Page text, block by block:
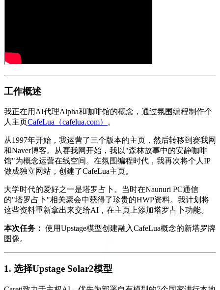
工作概述
我正在用AI代理Alpha和咖啡馆的概念，通过氛围编程制作个
人主页CafeLua（cafelua.com） 。
从1997年开始，我运营了三个版本的主页，然后转移到赛我网
和Naver博客。从赛我网开始，我以"森林故事中的安静咖啡
馆"为概念运营在线空间。在氛围编程时代，我再次将个人IP
做成独立网站，创建了CafeLua主页。
大学时代的爱好之一是塔罗占卜。当时在Naunuri PC通信
的"塔罗占卜"相关聚会中获得了珍贵的HWP资料。我计划将
这些资料重新拿出来交给AI，在主页上添加塔罗占卜功能。
本次任务： 使用Upstage模型创建融入CafeLua概念的新塔罗牌
图像。
1. 选择Upstage Solar2模型